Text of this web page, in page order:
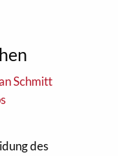
Schmitt
des